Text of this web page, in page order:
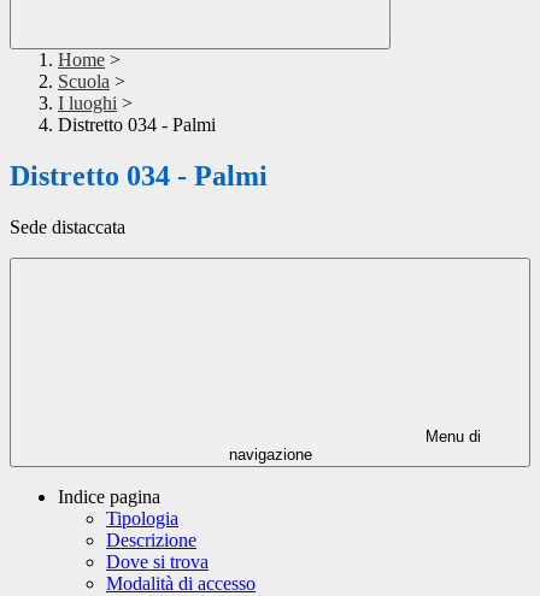
Home >
Scuola >
I luoghi >
Distretto 034 - Palmi
Distretto 034 - Palmi
Sede distaccata
Menu di
navigazione
Indice pagina
Tipologia
Descrizione
Dove si trova
Modalità di accesso